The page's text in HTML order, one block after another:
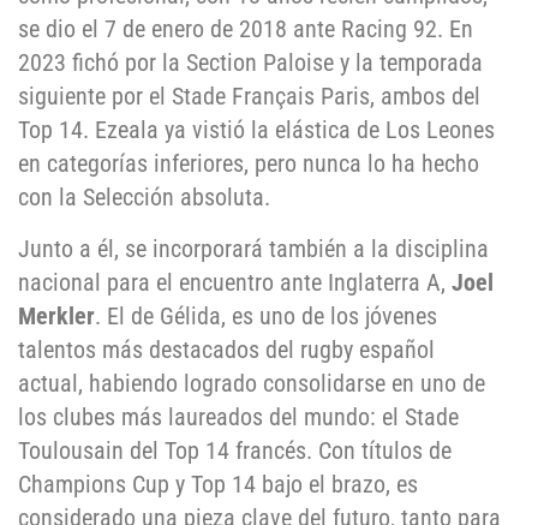
se dio el 7 de enero de 2018 ante Racing 92. En
2023 fichó por la Section Paloise y la temporada
siguiente por el Stade Français Paris, ambos del
Top 14. Ezeala ya vistió la elástica de Los Leones
en categorías inferiores, pero nunca lo ha hecho
con la Selección absoluta.
Junto a él, se incorporará también a la disciplina
nacional para el encuentro ante Inglaterra A, Joel
Merkler. El de Gélida, es uno de los jóvenes
talentos más destacados del rugby español
actual, habiendo logrado consolidarse en uno de
los clubes más laureados del mundo: el Stade
Toulousain del Top 14 francés. Con títulos de
Champions Cup y Top 14 bajo el brazo, es
considerado una pieza clave del futuro, tanto para